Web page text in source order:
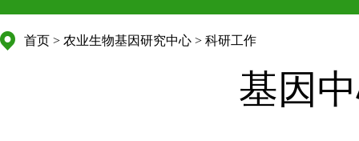
首页 > 农业生物基因研究中心 > 科研工作
基因